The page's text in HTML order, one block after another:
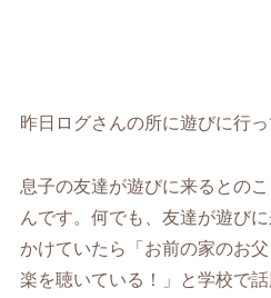
昨日ログさんの所に遊びに行っ
息子の友達が遊びに来るとの
んです。何でも、友達が遊び
かけていたら「お前の家のお
楽を聴いている！」と学校で